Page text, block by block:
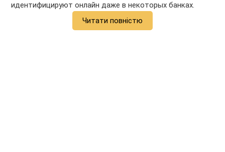
идентифицируют онлайн даже в некоторых банках.
Читати повністю